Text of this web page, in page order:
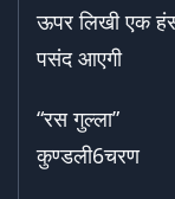
ऊपर लिखी एक
पसंद आएगी
“रस गुल्ला”
कुण्डली6चरण